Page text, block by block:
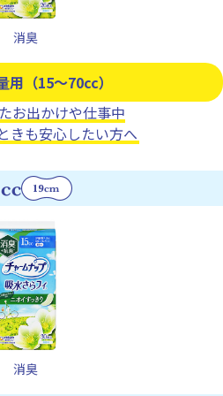
消臭
用（15～70cc）
お出かけや仕事中
きも安心したい方へ
消臭